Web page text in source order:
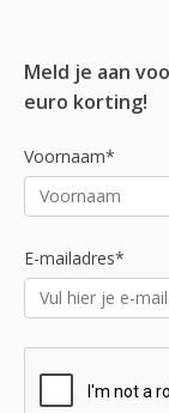
Meld je aan
euro korting!
Voornaam*
E-mailadres*